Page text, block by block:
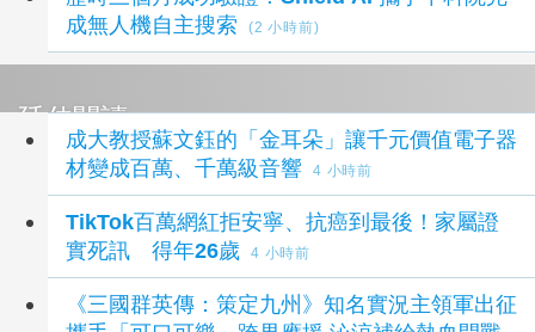
成無人機自主搜索
(2 小時前)
延伸閱讀
成大教授蘇文鈺的「金耳朵」讓千元價值電子器
材變成百萬、千萬級音響
4 小時前
TikTok百萬網紅拒安寧、抗癌到最後！家屬證
實死訊 得年26歲
4 小時前
《三國群英傳：策定九州》知名實況主領軍出征